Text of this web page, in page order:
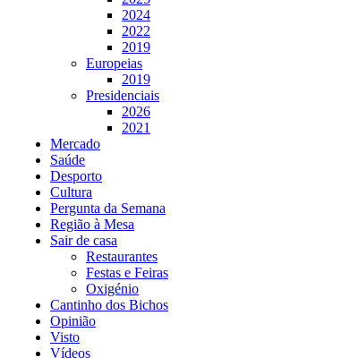
2024
2022
2019
Europeias
2019
Presidenciais
2026
2021
Mercado
Saúde
Desporto
Cultura
Pergunta da Semana
Região à Mesa
Sair de casa
Restaurantes
Festas e Feiras
Oxigénio
Cantinho dos Bichos
Opinião
Visto
Vídeos